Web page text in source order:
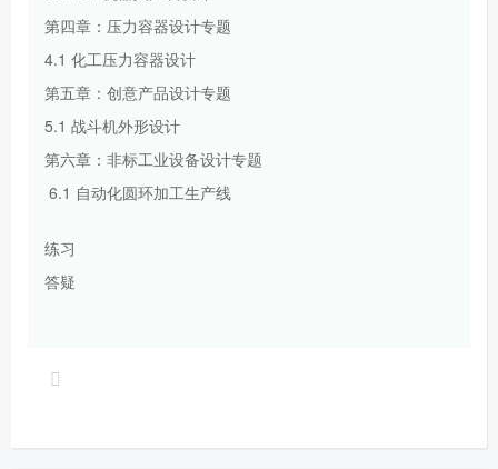
第四章：压力容器设计专题
4.1 化工压力容器设计
第五章：创意产品设计专题
5.1 战斗机外形设计
第六章：非标工业设备设计专题
6.1 自动化圆环加工生产线
练习
答疑